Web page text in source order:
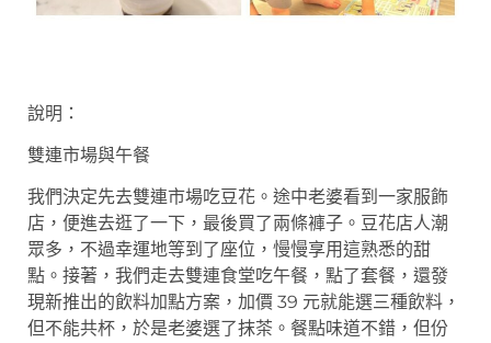
說明：
雙連市場與午餐
我們決定先去雙連市場吃豆花。途中老婆看到一家服飾
店，便進去逛了一下，最後買了兩條褲子。豆花店人潮
眾多，不過幸運地等到了座位，慢慢享用這熟悉的甜
點。接著，我們走去雙連食堂吃午餐，點了套餐，還發
現新推出的飲料加點方案，加價 39 元就能選三種飲料，
但不能共杯，於是老婆選了抹茶。餐點味道不錯，但份